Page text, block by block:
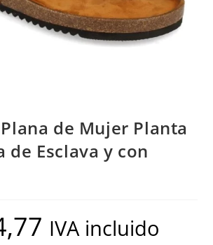
de Mujer Planta
de Esclava y con
precio
actual
IVA incluido